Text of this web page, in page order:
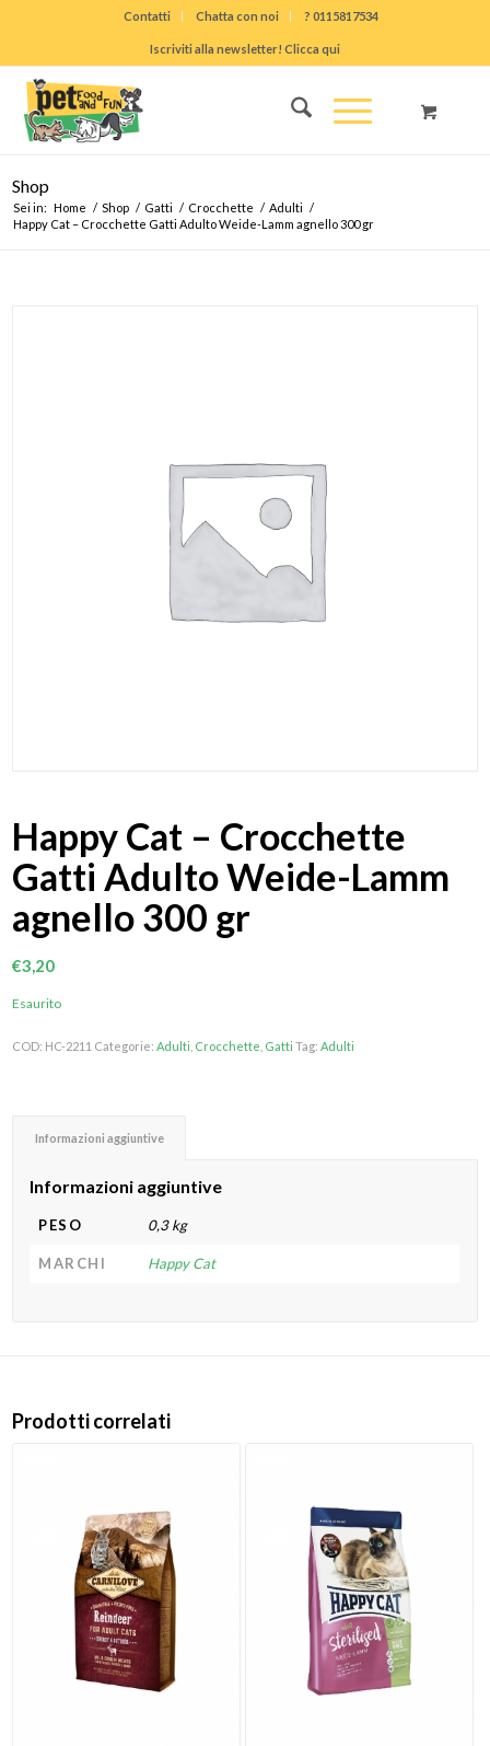
Contatti Chatta con noi ? 0115817534
Iscriviti alla newsletter! Clicca qui
Shop
Sei in: Home / Shop / Gatti / Crocchette / Adulti /
Happy Cat – Crocchette Gatti Adulto Weide-Lamm agnello 300 gr
Happy Cat – Crocchette
Gatti Adulto Weide-Lamm
agnello 300 gr
€3,20
Esaurito
COD: HC-2211 Categorie:Adulti Crocchette Gatti Tag:Adulti
Informazioni aggiuntive
Informazioni aggiuntive
PESO 0,3 kg
MARCHI Happy Cat
Prodotti correlati